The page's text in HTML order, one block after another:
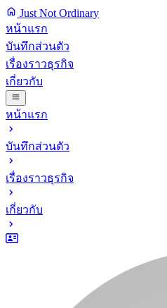
Just Not Ordinary
หน้าแรก
บันทึกส่วนตัว
เรื่องราวธุรกิจ
เกี่ยวกับ
หน้าแรก
บันทึกส่วนตัว
เรื่องราวธุรกิจ
เกี่ยวกับ